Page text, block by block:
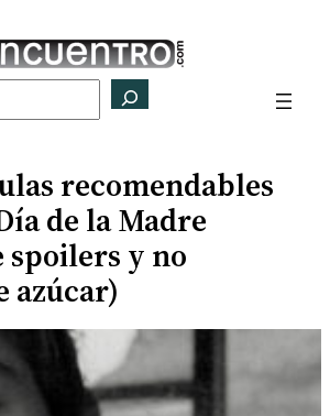
recomendables
de la Madre
y no
azúcar)